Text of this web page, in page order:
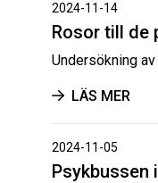
2024-11-14
Rosor till de
Undersökning
LÄS MER
2024-11-05
Psykbussen